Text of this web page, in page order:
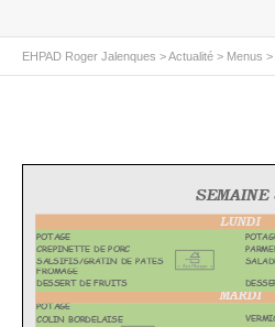
EHPAD Roger Jalenques >Actualité > Menus >